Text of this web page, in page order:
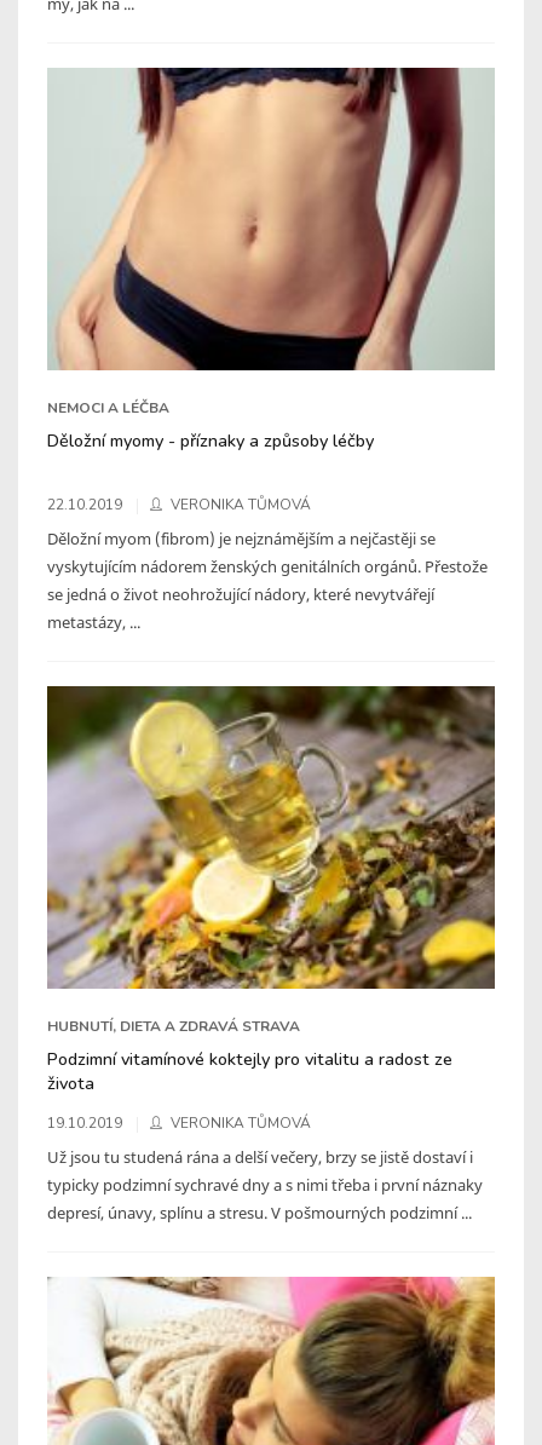
NEMOCI A LÉČBA
Děložní myomy - příznaky a způsoby léčby
22.10.2019 VERONIKA TŮMOVÁ
Děložní myom (fibrom) je nejznámějším a nejčastěji se
vyskytujícím nádorem ženských genitálních orgánů. Přestože
se jedná o život neohrožující nádory, které nevytvářejí
metastázy, ...
HUBNUTÍ, DIETA A ZDRAVÁ STRAVA
Podzimní vitamínové koktejly pro vitalitu a radost ze
života
19.10.2019 VERONIKA TŮMOVÁ
Už jsou tu studená rána a delší večery, brzy se jistě dostaví i
typicky podzimní sychravé dny a s nimi třeba i první náznaky
depresí, únavy, splínu a stresu. V pošmourných podzimní ...